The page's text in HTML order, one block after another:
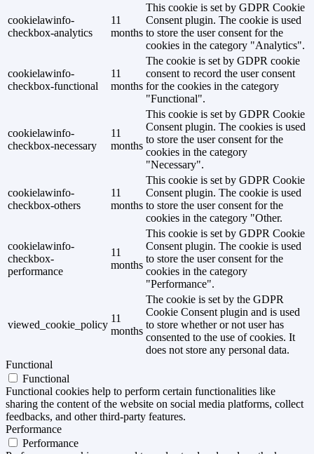
cookielawinfo-
checkbox-analytics
11
months
This cookie is set by GDPR Cookie
Consent plugin. The cookie is used
to store the user consent for the
cookies in the category "Analytics".
cookielawinfo-
checkbox-functional
11
months
The cookie is set by GDPR cookie
consent to record the user consent
for the cookies in the category
"Functional".
cookielawinfo-
checkbox-necessary
11
months
This cookie is set by GDPR Cookie
Consent plugin. The cookies is used
to store the user consent for the
cookies in the category
"Necessary".
cookielawinfo-
checkbox-others
11
months
This cookie is set by GDPR Cookie
Consent plugin. The cookie is used
to store the user consent for the
cookies in the category "Other.
cookielawinfo-
checkbox-
performance
11
months
This cookie is set by GDPR Cookie
Consent plugin. The cookie is used
to store the user consent for the
cookies in the category
"Performance".
viewed_cookie_policy
11
months
The cookie is set by the GDPR
Cookie Consent plugin and is used
to store whether or not user has
consented to the use of cookies. It
does not store any personal data.
Functional
Functional
Functional cookies help to perform certain functionalities like
sharing the content of the website on social media platforms, collect
feedbacks, and other third-party features.
Performance
Performance